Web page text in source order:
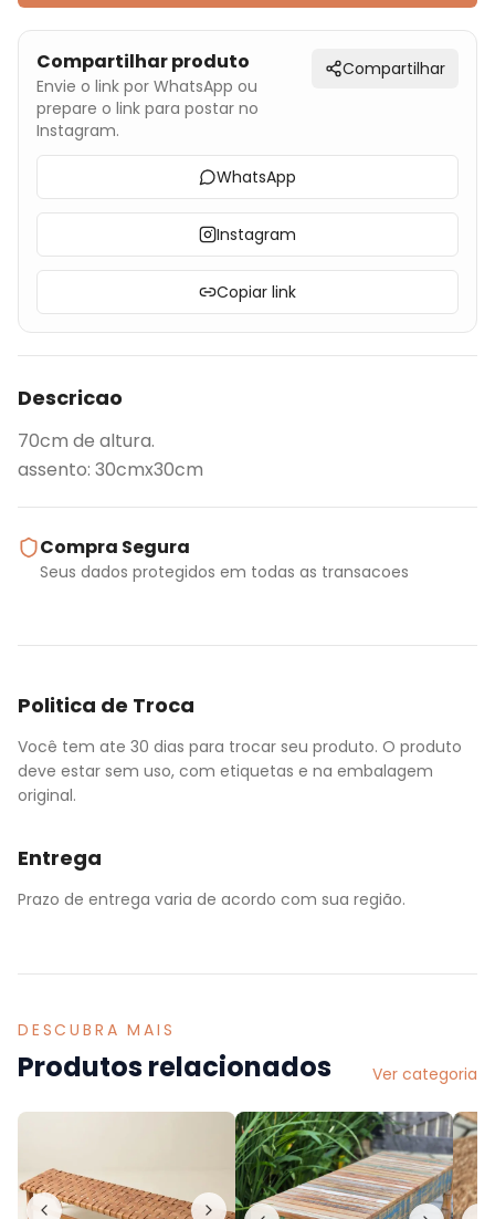
Compartilhar produto
Envie o link por WhatsApp ou
prepare o link para postar no
Instagram.
Compartilhar
WhatsApp
Instagram
Copiar link
Descricao
70cm de altura.
assento: 30cmx30cm
Compra Segura
Seus dados protegidos em todas as transacoes
Politica de Troca
Você tem ate 30 dias para trocar seu produto. O produto
deve estar sem uso, com etiquetas e na embalagem
original.
Entrega
Prazo de entrega varia de acordo com sua região.
DESCUBRA MAIS
Produtos relacionados Ver categoria